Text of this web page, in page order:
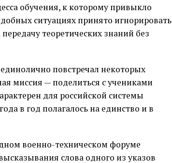
обучения, к которому привыкло
ситуациях принято игнорировать
теоретических знаний без
повстречал некоторых
миссия — поделиться с учениками
для российской системы
в год полагалось на единство и в
военно-техническом форуме
слова одного из указов